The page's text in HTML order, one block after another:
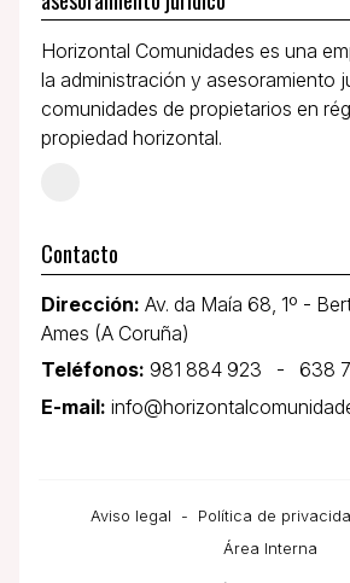
Horizontal Comunidades es una
la administración y asesoramiento
comunidades de propietarios en
propiedad horizontal.
Contacto
Dirección: Av. da Maía 68, 1º -
Ames (A Coruña)
Teléfonos: 981 884 923 -
638
E-mail:
Aviso legal - Política de
Área Interna